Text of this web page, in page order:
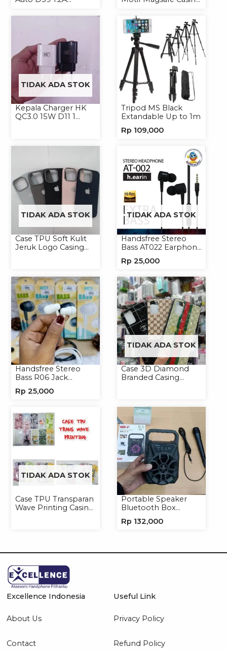
Softcase
TIDAK ADA STOK
Kepala Charger HK
QC3.0 15W D11 1
Tripod MS Black
Extandable Up to 1m
Rp 109,000
TIDAK ADA STOK
Case TPU Soft Kulit
Jeruk Logo Casing
TIDAK ADA STOK
Handsfree Stereo
Bass AT022 Earphone
Rp 25,000
Handsfree Stereo
Bass R06 Jack
Headset Headphone
Rp 25,000
TIDAK ADA STOK
Case 3D Diamond
Branded Casing
TIDAK ADA STOK
Case TPU Transparan
Wave Printing Casing
Portable Speaker
Bluetooth Box
Portable Wireless
Rp 132,000
Excellence Indonesia
About Us
Contact
Useful Link
Privacy Policy
Refund Policy